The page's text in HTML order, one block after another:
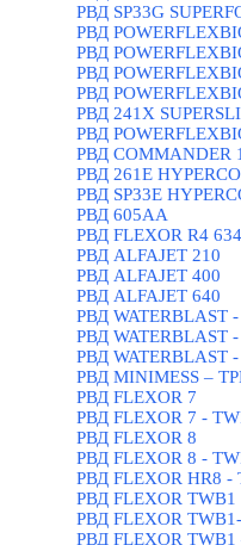
РВД SP33G
РВД
РВД
РВД
РВД
РВД 241X
РВД
РВД СOMMANDER
РВД 261E
РВД SP33E
РВД 605AA
РВД FLEXOR R4 634
РВД ALFAJET 210
РВД ALFAJET 400
РВД ALFAJET 640
РВД WATERBLAST
РВД WATERBLAST
РВД WATERBLAST
РВД MINIMESS –
РВД FLEXOR 7
РВД FLEXOR 7 -
РВД FLEXOR 8
РВД FLEXOR 8 -
РВД FLEXOR HR8 -
РВД FLEXOR TWB1
РВД FLEXOR
РВД FLEXOR TWB1